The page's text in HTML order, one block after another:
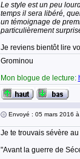
Le style est un peu
temps il sera libéré,
un témoignage de
particulièrement
Je reviens bientôt lire
Grominou
Mon blogue de lecture:
Envoyé : 05 mars 2016
Je te trouvais sévère
"Avant la guerre de